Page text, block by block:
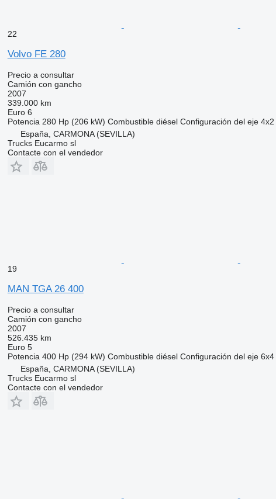
22
Volvo FE 280
Precio a consultar
Camión con gancho
2007
339.000 km
Euro 6
Potencia 280 Hp (206 kW) Combustible diésel Configuración del eje 4x2
España, CARMONA (SEVILLA)
Trucks Eucarmo sl
Contacte con el vendedor
19
MAN TGA 26 400
Precio a consultar
Camión con gancho
2007
526.435 km
Euro 5
Potencia 400 Hp (294 kW) Combustible diésel Configuración del eje 6x4
España, CARMONA (SEVILLA)
Trucks Eucarmo sl
Contacte con el vendedor